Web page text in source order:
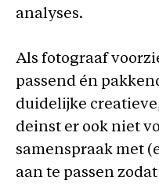
analyses.
Als fotograaf
passend én
duidelijke
deinst er ook niet
samenspraak met
aan te passen